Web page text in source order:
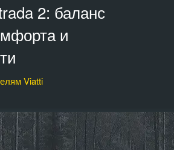
2: баланс
и
Viatti